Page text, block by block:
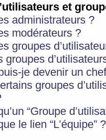
et
administrateurs ?
modérateurs ?
groupes
groupes
je devenir un
groupes
“Groupe
le lien “L’équipe” ?